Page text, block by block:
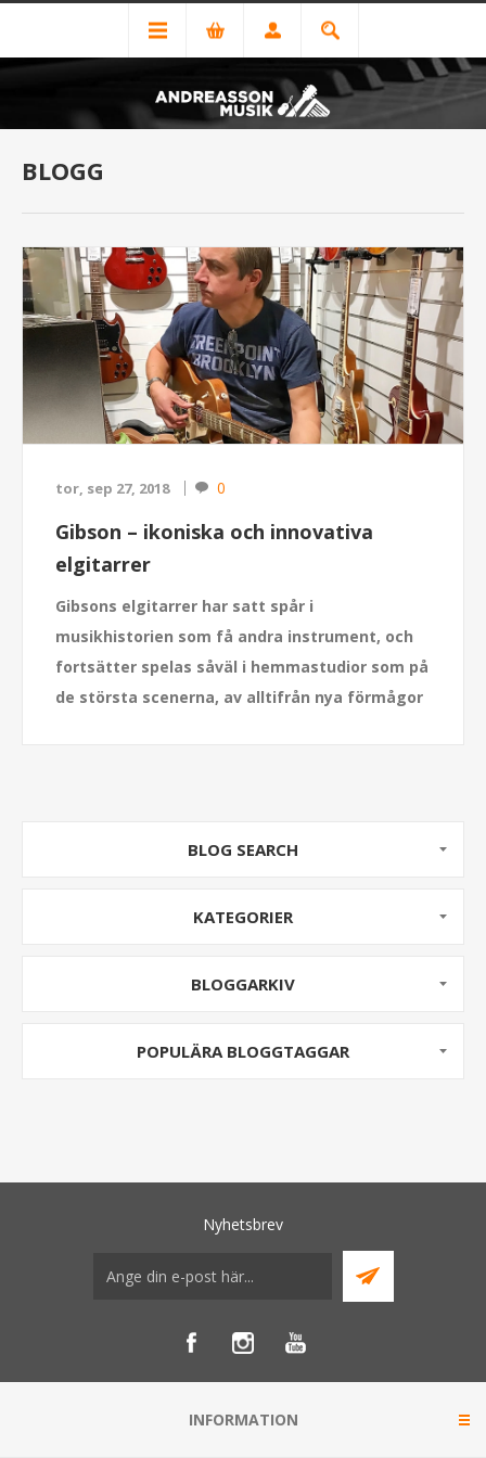
BLOGG
tor, sep 27, 2018 0
Gibson – ikoniska och innovativa
elgitarrer
Gibsons elgitarrer har satt spår i
musikhistorien som få andra instrument, och
fortsätter spelas såväl i hemmastudior som på
de största scenerna, av alltifrån nya förmågor
BLOG SEARCH
KATEGORIER
BLOGGARKIV
POPULÄRA BLOGGTAGGAR
Nyhetsbrev
INFORMATION